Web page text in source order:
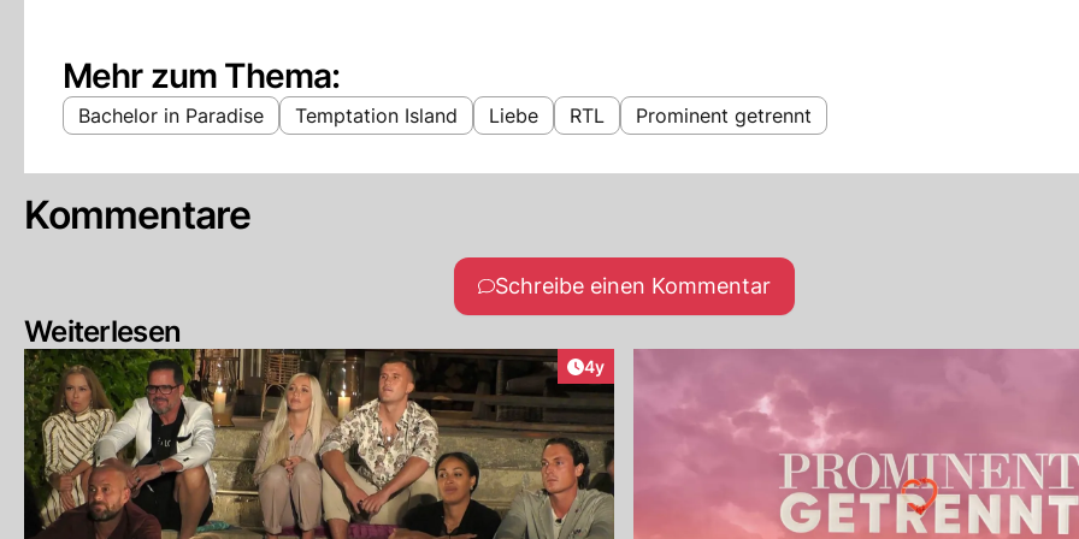
Mehr zum Thema:
Bachelor in Paradise Temptation Island Liebe RTL Prominent getrennt
Kommentare
Schreibe einen Kommentar
Weiterlesen
Artikel veröffentlicht:
4y